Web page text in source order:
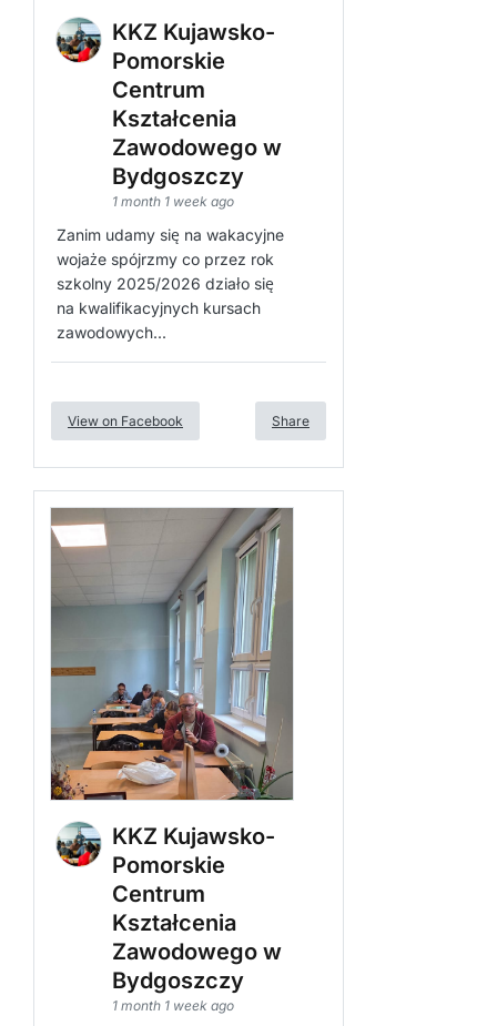
KKZ Kujawsko-
Pomorskie
Centrum
Kształcenia
Zawodowego w
Bydgoszczy
1 month 1 week ago
Zanim udamy się na wakacyjne
wojaże spójrzmy co przez rok
szkolny 2025/2026 działo się
na kwalifikacyjnych kursach
zawodowych...
View on Facebook Share
KKZ Kujawsko-
Pomorskie
Centrum
Kształcenia
Zawodowego w
Bydgoszczy
1 month 1 week ago